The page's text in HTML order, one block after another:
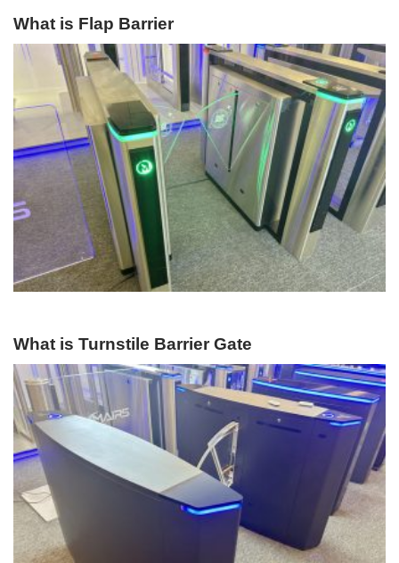
What is Flap Barrier
What is Turnstile Barrier Gate